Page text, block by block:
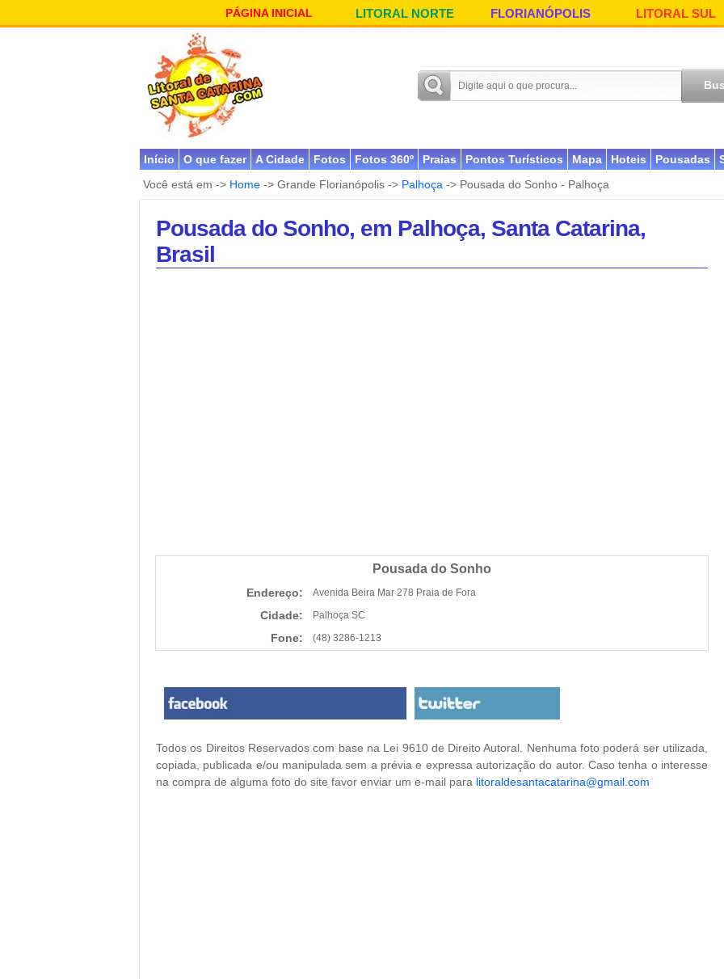
PÁGINA INICIAL LITORAL NORTE FLORIANÓPOLIS LITORAL SUL
Início O que fazer A Cidade Fotos Fotos 360º Praias Pontos Turísticos Mapa Hoteis Pousadas
Você está em -> Home -> Grande Florianópolis -> Palhoça -> Pousada do Sonho - Palhoça
Pousada do Sonho, em Palhoça, Santa Catarina,
Brasil
Pousada do Sonho
Endereço: Avenida Beira Mar 278 Praia de Fora
Cidade: Palhoça SC
Fone: (48) 3286-1213
Todos os Direitos Reservados com base na Lei 9610 de Direito Autoral. Nenhuma foto poderá ser utilizada,
copiada, publicada e/ou manipulada sem a prévia e expressa autorização do autor. Caso tenha o interesse
na compra de alguma foto do site favor enviar um e-mail para litoraldesantacatarina@gmail.com